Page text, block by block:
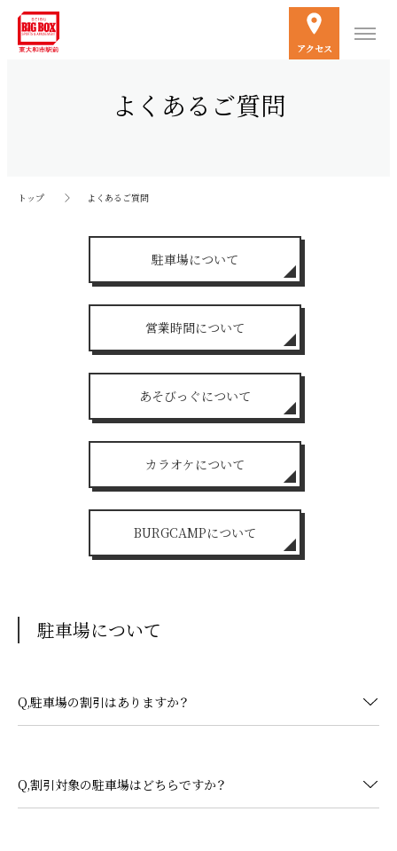
アクセス
よくあるご質問
トップ よくあるご質問
駐車場について
営業時間について
あそびっぐについて
カラオケについて
BURGCAMPについて
駐車場について
Q,駐車場の割引はありますか？
Q,割引対象の駐車場はどちらですか？